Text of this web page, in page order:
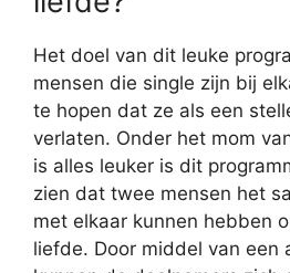
Het doel van dit leuke
mensen die single zijn bij
te hopen dat ze als een
verlaten. Onder het mom
is alles leuker is dit
zien dat twee mensen het
met elkaar kunnen hebben
liefde. Door middel van een